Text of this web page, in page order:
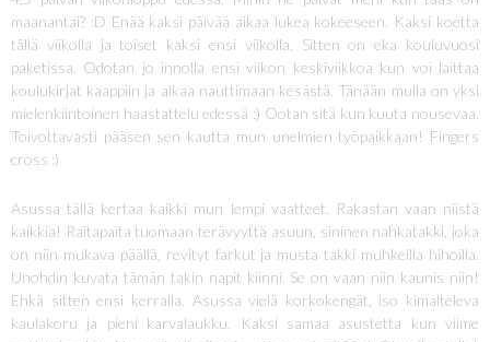
maanantai? :D Enää kaksi päivää aikaa lukea kokeeseen. Kaksi koetta
tällä viikolla ja toiset kaksi ensi viikolla. Sitten on eka kouluvuosi
paketissa. Odotan jo innolla ensi viikon keskiviikkoa kun voi laittaa
koulukirjat kaappiin ja alkaa nauttimaan kesästä. Tänään mulla on yksi
mielenkiintoinen haastattelu edessä :) Ootan sitä kun kuuta nousevaa.
Toivottavasti pääsen sen kautta mun unelmien työpaikkaan! Fingers
cross :)
Asussa tällä kertaa kaikki mun lempi vaatteet. Rakastan vaan niistä
kaikkia! Raitapaita tuomaan terävyyttä asuun, sininen nahkatakki, joka
on niin mukava päällä, revityt farkut ja musta takki muhkeilla hihoilla.
Unohdin kuvata tämän takin napit kiinni. Se on vaan niin kaunis niin!
Ehkä sitten ensi kerralla. Asussa vielä korkokengät, iso kimalteleva
kaulakoru ja pieni karvalaukku. Kaksi samaa asustetta kun viime